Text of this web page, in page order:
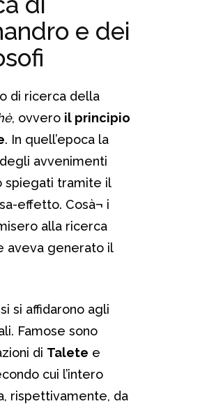
e dei
di ricerca della
, ovvero il principio
. In quell’epoca la
avvenimenti
spiegati tramite il
effetto. Cosà¬ i
alla ricerca
aveva generato il
si affidarono agli
Famose sono
di Talete e
cui l’intero
rispettivamente, da